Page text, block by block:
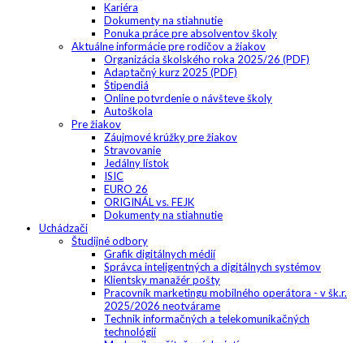
Kariéra
Dokumenty na stiahnutie
Ponuka práce pre absolventov školy
Aktuálne informácie pre rodičov a žiakov
Organizácia školského roka 2025/26 (PDF)
Adaptačný kurz 2025 (PDF)
Štipendiá
Online potvrdenie o návšteve školy
Autoškola
Pre žiakov
Záujmové krúžky pre žiakov
Stravovanie
Jedálny lístok
ISIC
EURO 26
ORIGINÁL vs. FEJK
Dokumenty na stiahnutie
Uchádzači
Študijné odbory
Grafik digitálnych médií
Správca inteligentných a digitálnych systémov
Klientsky manažér pošty
Pracovník marketingu mobilného operátora - v šk.r.
2025/2026 neotvárame
Technik informačných a telekomunikačných
technológií